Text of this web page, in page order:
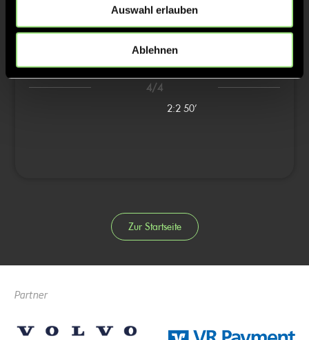
Auswahl erlauben
Ablehnen
1:1 31’
4/4
2:2 50’
Zur Startseite
Partner